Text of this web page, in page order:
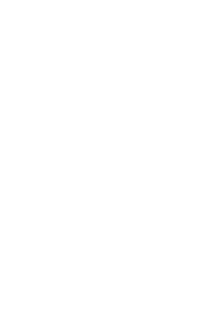
una mejor experiencia de navegación.